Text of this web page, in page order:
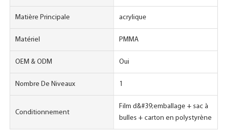
Matière Principale acrylique
Matériel PMMA
OEM & ODM Oui
Nombre De Niveaux 1
Conditionnement
Film d&#39;emballage + sac à
bulles + carton en polystyrène